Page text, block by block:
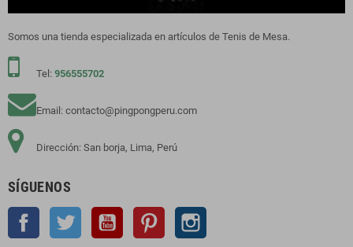
Somos una tienda especializada en artículos de Tenis de Mesa.
Tel: 956555702
Email: contacto@pingpongperu.com
Dirección: San borja, Lima, Perú
SÍGUENOS
Facebook Twitter YouTube Pinterest